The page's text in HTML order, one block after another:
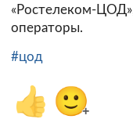
«Ростелеком-
операторы.
#цод
👍 🙂+